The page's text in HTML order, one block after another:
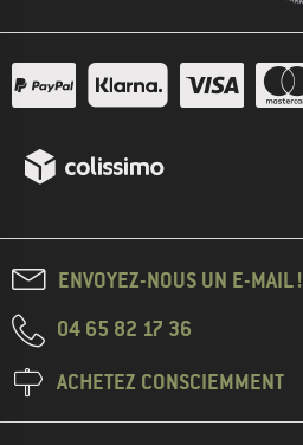
ENVOYEZ-NOUS UN E-MAIL !
04 65 82 17 36
ACHETEZ CONSCIEMMENT